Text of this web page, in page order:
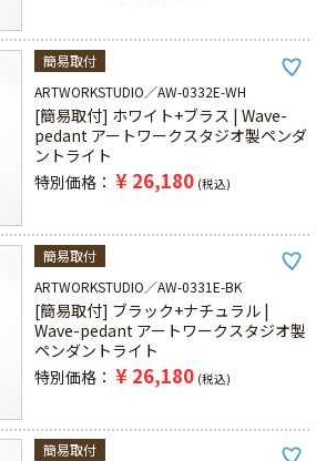
簡易取付
ARTWORKSTUDIO
AW-0332E-WH
[簡易取付] ホワイト+ブラス | Wave-
pedant アートワークスタジオ製ペンダ
ントライト
特別価格
¥ 26,180 税込
簡易取付
ARTWORKSTUDIO
AW-0331E-BK
[簡易取付] ブラック+ナチュラル |
Wave-pedant アートワークスタジオ製
ペンダントライト
特別価格
¥ 26,180 税込
簡易取付